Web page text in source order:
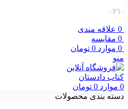
-۰۲۱
0 علاقه مندی
0 مقایسه
0 موارد 0 تومان
منو
0 موارد 0 تومان
دسته بندی محصولات